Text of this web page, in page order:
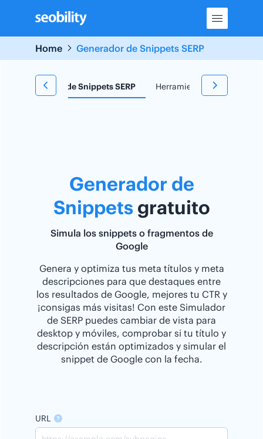
content
Home
Generador de Snippets SERP
Generador de Snippets SERP Herramienta TF*IDF
Generador de
Snippetsgratuito
Simula los snippets o fragmentos de
Google
Genera y optimiza tus meta títulos y meta
descripciones para que destaques entre
los resultados de Google, mejores tu CTR y
¡consigas más visitas! Con este Simulador
de SERP puedes cambiar de vista para
desktop y móviles, comprobar si tu título y
descripción están optimizados y simular el
snippet de Google con la fecha.
URL